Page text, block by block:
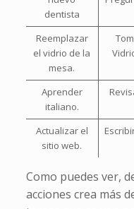
dentista
Reemplazar
el vidrio de la
mesa.
Aprender
italiano.
Actualizar el
sitio web.
Como puedes ver,
acciones crea más